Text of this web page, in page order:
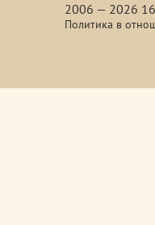
2006 — 2026
Политика в